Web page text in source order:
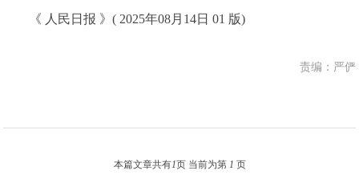
《 人民日报 》( 2025年08月14日 01 版)
责编：严俨
本篇文章共有1页 当前为第 1 页